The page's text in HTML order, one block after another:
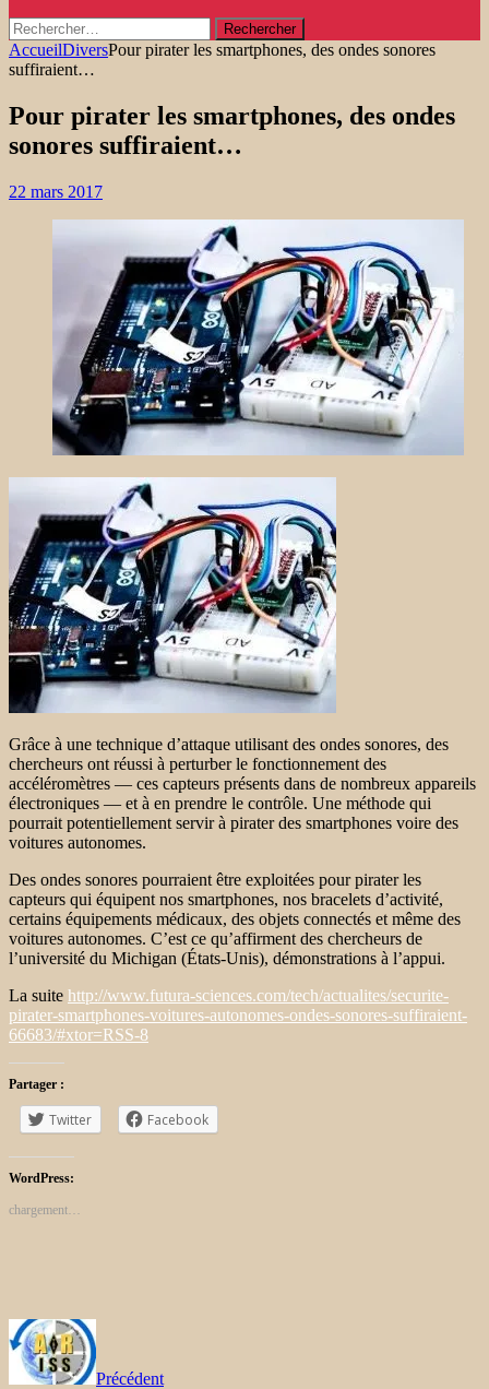
Rechercher :
AccueilDiversPour pirater les smartphones, des ondes sonores
suffiraient…
Pour pirater les smartphones, des ondes
sonores suffiraient…
22 mars 2017
Grâce à une technique d’attaque utilisant des ondes sonores, des
chercheurs ont réussi à perturber le fonctionnement des
accéléromètres — ces capteurs présents dans de nombreux appareils
électroniques — et à en prendre le contrôle. Une méthode qui
pourrait potentiellement servir à pirater des smartphones voire des
voitures autonomes.
Des ondes sonores pourraient être exploitées pour pirater les
capteurs qui équipent nos smartphones, nos bracelets d’activité,
certains équipements médicaux, des objets connectés et même des
voitures autonomes. C’est ce qu’affirment des chercheurs de
l’université du Michigan (États-Unis), démonstrations à l’appui.
La suite http://www.futura-sciences.com/tech/actualites/securite-
pirater-smartphones-voitures-autonomes-ondes-sonores-suffiraient-
66683/#xtor=RSS-8
Partager :
Twitter Facebook
WordPress:
chargement…
Précédent